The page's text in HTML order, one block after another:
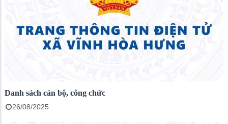
Danh sách cán bộ, công chức
26/08/2025